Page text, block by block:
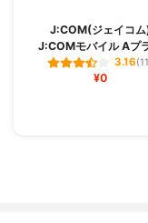
J:COM(ジェイコム
J:COMモバイル Aプ
3.16
¥0